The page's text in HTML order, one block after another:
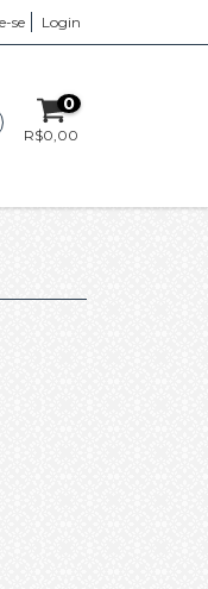
se Login
0
R$0,00